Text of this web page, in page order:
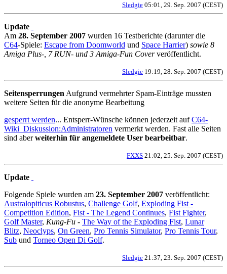
Sledgie 05:01, 29. Sep. 2007 (CEST)
Update
Am 28. September 2007 wurden 16 Testberichte (darunter die
C64-Spiele: Escape from Doomworld und Space Harrier) sowie 8
Amiga Plus-, 7 RUN- und 3 Amiga-Fun Coververöffentlicht.
Sledgie 19:19, 28. Sep. 2007 (CEST)
Seitensperrungen Aufgrund vermehrter Spam-Einträge mussten
weitere Seiten für die anonyme Bearbeitung
gesperrt werden... Entsperr-Wünsche können jederzeit aufC64-
Wiki_Diskussion:Administratoren vermerkt werden. Fast alle Seiten
sind aberweiterhin für angemeldete User bearbeitbar.
FXXS 21:02, 25. Sep. 2007 (CEST)
Update
Folgende Spiele wurden am 23. September 2007 veröffentlicht:
Australopiticus Robustus, Challenge Golf, Exploding Fist -
Competition Edition, Fist - The Legend Continues, Fist Fighter,
Golf Master, Kung-Fu - The Way of the Exploding Fist, Lunar
Blitz, Neoclyps, On Green, Pro Tennis Simulator, Pro Tennis Tour,
Sub und Torneo Open Di Golf.
Sledgie 21:37, 23. Sep. 2007 (CEST)